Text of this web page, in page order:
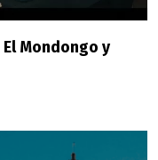
Mondongo y